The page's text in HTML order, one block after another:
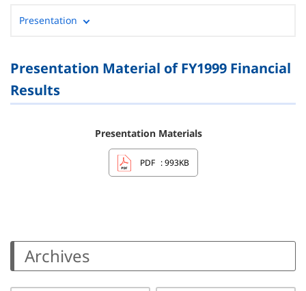
Presentation
Presentation Material of FY1999 Financial
Results
Presentation Materials
PDF : 993KB
Archives